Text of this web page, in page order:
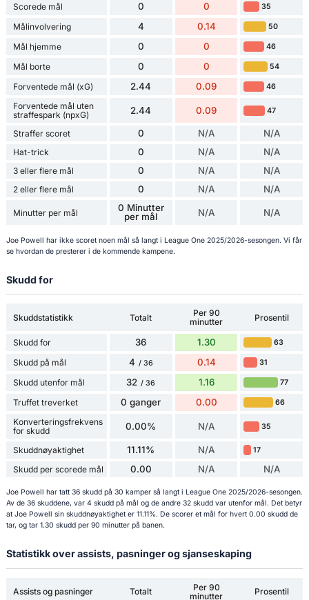
Scorede mål 0 0 35
Målinvolvering 4 0.14 50
Mål hjemme 0 0 46
Mål borte 0 0 54
Forventede mål (xG) 2.44 0.09 46
Forventede mål uten
straffespark (npxG)
2.44 0.09 47
Straffer scoret 0 N/A N/A
Hat-trick 0 N/A N/A
3 eller flere mål 0 N/A N/A
2 eller flere mål 0 N/A N/A
Minutter per mål
0 Minutter
per mål
N/A N/A
Joe Powell har ikke scoret noen mål så langt i League One 2025/2026-sesongen. Vi får
se hvordan de presterer i de kommende kampene.
Skudd for
Skuddstatistikk Totalt
Per 90
minutter
Prosentil
Skudd for 36 1.30 63
Skudd på mål 4 / 36 0.14 31
Skudd utenfor mål 32 / 36 1.16 77
Truffet treverket 0 ganger 0.00 66
Konverteringsfrekvens
for skudd
0.00% N/A 35
Skuddnøyaktighet 11.11% N/A 17
Skudd per scorede mål 0.00 N/A N/A
Joe Powell har tatt 36 skudd på 30 kamper så langt i League One 2025/2026-sesongen.
Av de 36 skuddene, var 4 skudd på mål og de andre 32 skudd var utenfor mål. Det betyr
at Joe Powell sin skuddnøyaktighet er 11.11%. De scorer et mål for hvert 0.00 skudd de
tar, og tar 1.30 skudd per 90 minutter på banen.
Statistikk over assists, pasninger og sjanseskaping
Assists og pasninger Totalt
Per 90
minutter
Prosentil